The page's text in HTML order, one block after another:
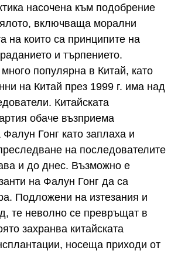
насочена към подобрение
включваща морални
на които са принципите на
и търпението.
популярна в Китай, като
на Китай през 1999 г. има над
Китайската
обаче възприема
Гонг като заплаха и
на последователите
и до днес. Възможно е
на Фалун Гонг да са
Подложени на изтезания и
те неволно се превръщат в
захранва китайската
носеща приходи от